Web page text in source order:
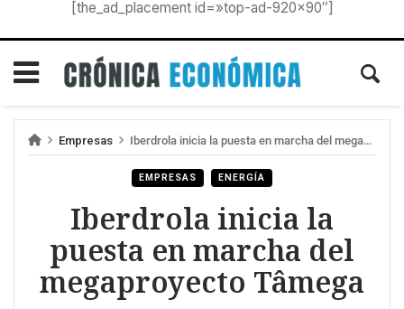
[the_ad_placement id=»top-ad-920×90″]
Empresas Iberdrola inicia la puesta en marcha del megaproyecto Tâmega
EMPRESAS ENERGÍA
Iberdrola inicia la
puesta en marcha del
megaproyecto Tâmega